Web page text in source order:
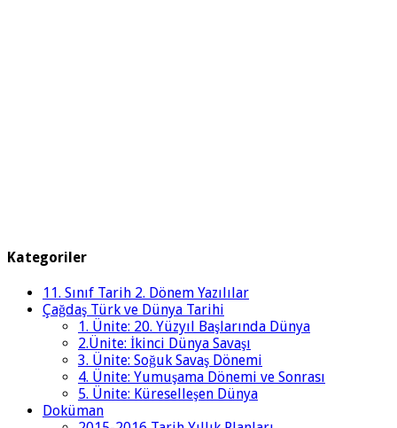
Kategoriler
11. Sınıf Tarih 2. Dönem Yazılılar
Çağdaş Türk ve Dünya Tarihi
1. Ünite: 20. Yüzyıl Başlarında Dünya
2.Ünite: İkinci Dünya Savaşı
3. Ünite: Soğuk Savaş Dönemi
4. Ünite: Yumuşama Dönemi ve Sonrası
5. Ünite: Küreselleşen Dünya
Doküman